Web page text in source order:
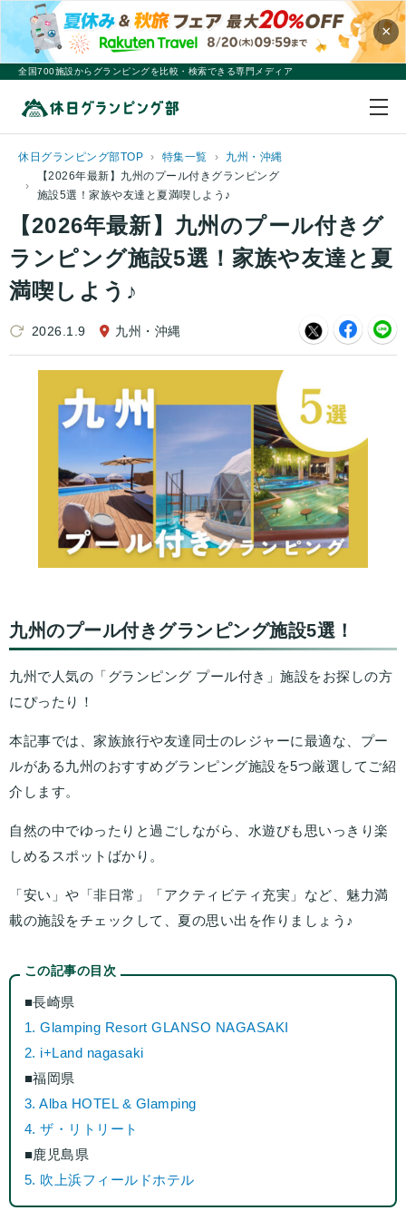
×
全国700施設からグランピングを比較・検索できる専門メディア
休日グランピング部TOP 特集一覧
九州・沖縄
【2026年最新】九州のプール付きグランピング
施設5選！家族や友達と夏満喫しよう♪
【2026年最新】九州のプール付きグ
ランピング施設5選！家族や友達と夏
満喫しよう♪
2026.1.9 九州・沖縄
九州のプール付きグランピング施設5選！
九州で人気の「グランピング プール付き」施設をお探しの方
にぴったり！
本記事では、家族旅行や友達同士のレジャーに最適な、プー
ルがある九州のおすすめグランピング施設を5つ厳選してご紹
介します。
自然の中でゆったりと過ごしながら、水遊びも思いっきり楽
しめるスポットばかり。
「安い」や「非日常」「アクティビティ充実」など、魅力満
載の施設をチェックして、夏の思い出を作りましょう♪
この記事の目次
■長崎県
1. Glamping Resort GLANSO NAGASAKI
2. i+Land nagasaki
■福岡県
3. Alba HOTEL & Glamping
4. ザ・リトリート
■鹿児島県
5. 吹上浜フィールドホテル